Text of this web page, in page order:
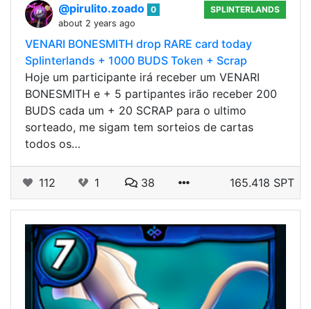
@pirulito.zoado 0
about 2 years ago
SPLINTERLANDS
VENARI BONESMITH drop RARE card today
Splinterlands + 1000 BUDS Token + Scrap
Hoje um participante irá receber um VENARI
BONESMITH e + 5 partipantes irão receber 200
BUDS cada um + 20 SCRAP para o ultimo
sorteado, me sigam tem sorteios de cartas
todos os…
112 1 38 165.418 SPT